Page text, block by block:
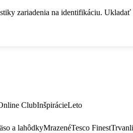
zariadenia na identifikáciu.
ClubInšpirácieLeto
a lahôdkyMrazenéTesco Finest